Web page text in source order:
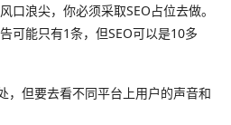
口浪尖，你必须采取SEO占位去做。
可能只有1条，但SEO可以是10多
，但要去看不同平台上用户的声音和